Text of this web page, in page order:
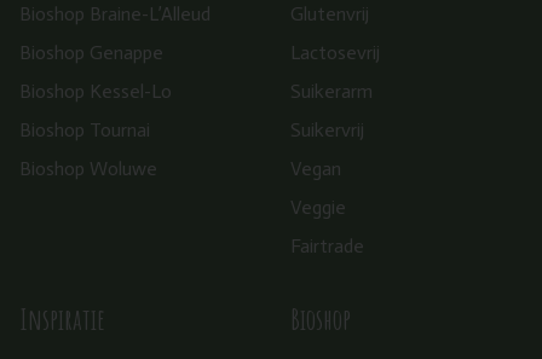
Bioshop Braine-L’Alleud
Bioshop Genappe
Bioshop Kessel-Lo
Bioshop Tournai
Bioshop Woluwe
Glutenvrij
Lactosevrij
Suikerarm
Suikervrij
Vegan
Veggie
Fairtrade
Inspiratie Bioshop